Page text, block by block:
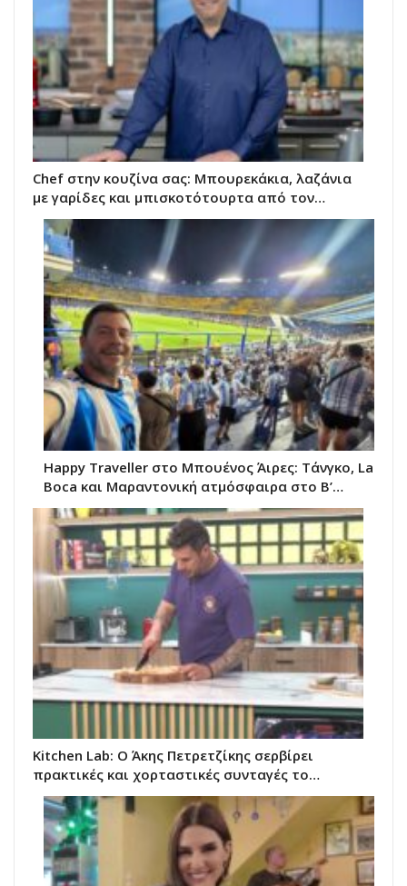
Chef στην κουζίνα σας: Μπουρεκάκια, λαζάνια
με γαρίδες και μπισκοτότουρτα από τον…
Happy Traveller στο Μπουένος Άιρες: Τάνγκο, La
Boca και Μαραντονική ατμόσφαιρα στο Β’…
Kitchen Lab: Ο Άκης Πετρετζίκης σερβίρει
πρακτικές και χορταστικές συνταγές το…